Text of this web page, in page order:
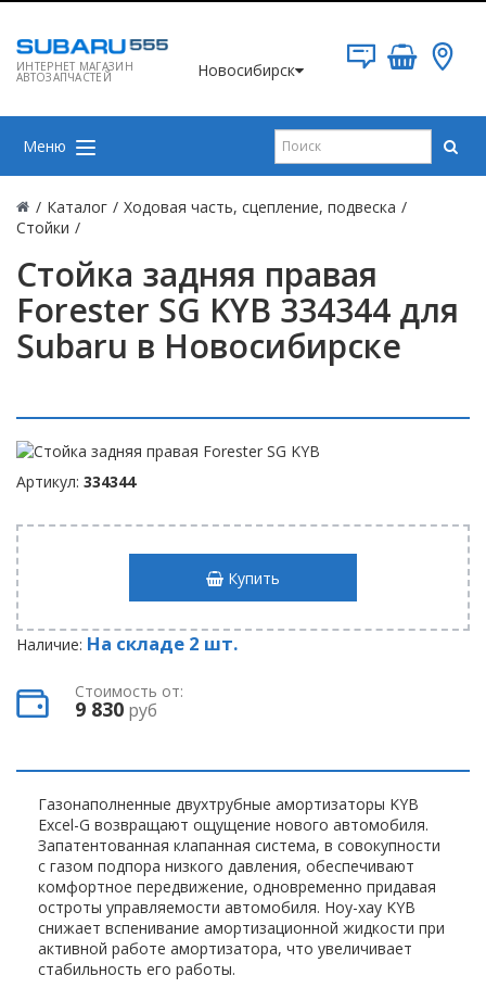
ИНТЕРНЕТ МАГАЗИН
АВТОЗАПЧАСТЕЙ Новосибирск
Меню
/ Каталог / Ходовая часть, сцепление, подвеска /
Стойки /
Стойка задняя правая
Forester SG KYB 334344 для
Subaru в Новосибирске
Артикул: 334344
Купить
Наличие: На складе 2 шт.
Стоимость от:
9 830 руб
Газонаполненные двухтрубные амортизаторы KYB
Excel-G возвращают ощущение нового автомобиля.
Запатентованная клапанная система, в совокупности
с газом подпора низкого давления, обеспечивают
комфортное передвижение, одновременно придавая
остроты управляемости автомобиля. Ноу-хау KYB
снижает вспенивание амортизационной жидкости при
активной работе амортизатора, что увеличивает
стабильность его работы.